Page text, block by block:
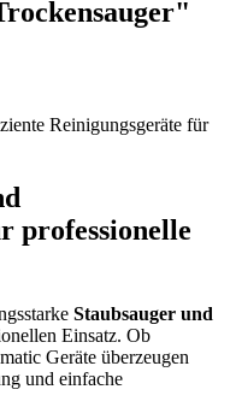
Reinigungsgeräte für
professionelle
Staubsauger und
Einsatz. Ob
Geräte überzeugen
und einfache